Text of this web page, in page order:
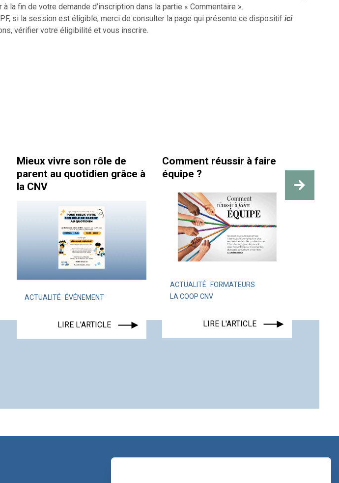
la fin de votre demande d’inscription dans la partie « Commentaire ».
si la session est éligible, merci de consulter la page qui présente ce dispositif ici
vérifier votre éligibilité et vous inscrire.
son rôle de
grâce à
ÉVÉNEMENT
Comment réussir à faire
équipe ?
FORMATEURS
LA COOP CNV
LIRE L'ARTICLE
La santé et la
travail sont bien
des repères visibles
LIRE L'ARTICLE